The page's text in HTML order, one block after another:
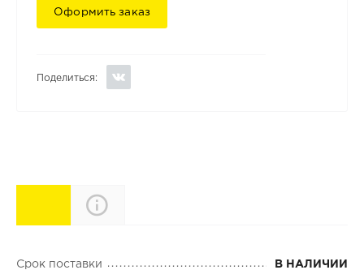
Оформить заказ
Поделиться:
Характеристики
Срок поставки В НАЛИЧИИ